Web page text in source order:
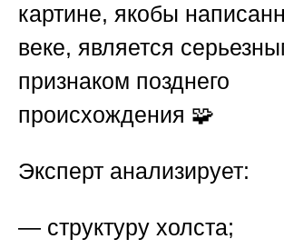
картине, якобы
веке, является
признаком позднего
происхождения 🧩
Эксперт анализирует:
— структуру холста;